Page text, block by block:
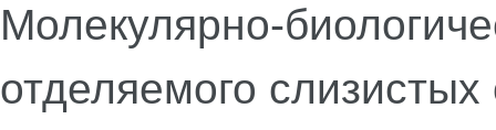
Молекулярно-
отделяемого